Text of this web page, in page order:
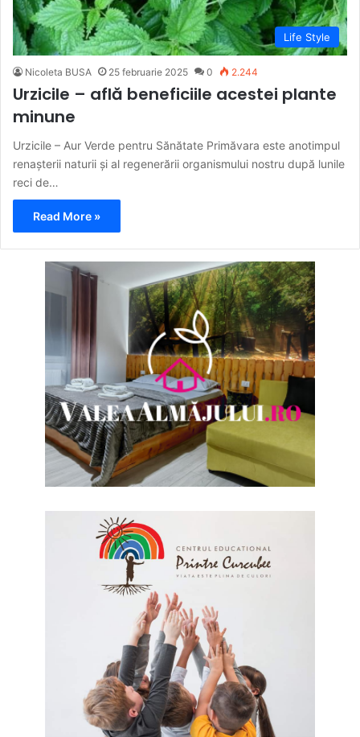
Life Style
Nicoleta BUSA 25 februarie 2025 0 2.244
Urzicile – află beneficiile acestei plante
minune
Urzicile – Aur Verde pentru Sănătate Primăvara este anotimpul
renașterii naturii și al regenerării organismului nostru după lunile
reci de…
Read More »